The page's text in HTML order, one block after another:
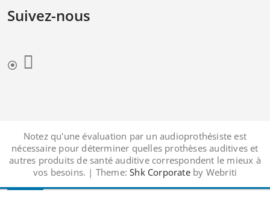
Suivez-nous
Notez qu'une évaluation par un audioprothésiste est
nécessaire pour déterminer quelles prothèses auditives et
autres produits de santé auditive correspondent le mieux à
vos besoins. | Theme: Shk Corporateby Webriti